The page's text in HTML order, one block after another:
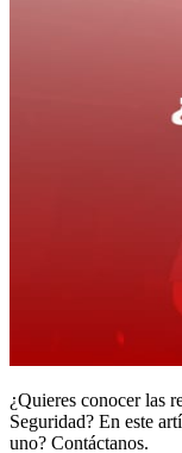
¿Quieres conocer las
Seguridad? En este
uno? Contáctanos.